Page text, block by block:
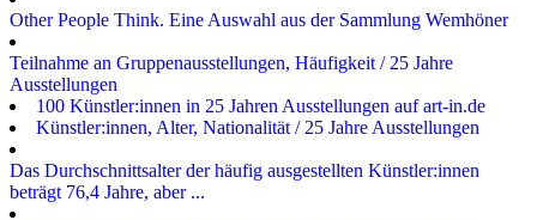
Other People Think. Eine Auswahl aus der Sammlung Wemhöner
Teilnahme an Gruppenausstellungen, Häufigkeit / 25 Jahre
Ausstellungen
100 Künstler:innen in 25 Jahren Ausstellungen auf art-in.de
Künstler:innen, Alter, Nationalität / 25 Jahre Ausstellungen
Das Durchschnittsalter der häufig ausgestellten Künstler:innen
beträgt 76,4 Jahre, aber ...